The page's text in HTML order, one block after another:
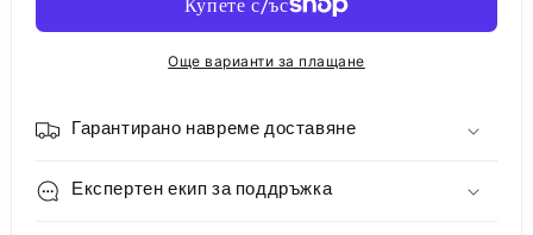
Apple
41mm
Apple
Watch
Series
41mm
Още варианти за плащане
Гарантирано навреме доставяне
Експертен екип за поддръжка